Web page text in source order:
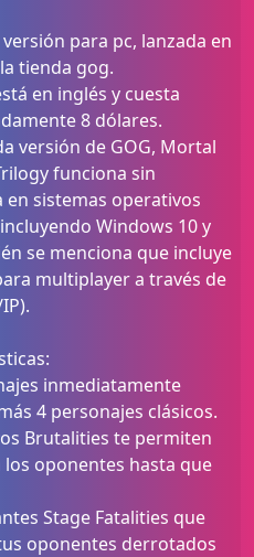
versión para pc, lanzada en
tienda gog.
en inglés y cuesta
8 dólares.
versión de GOG, Mortal
funciona sin
en sistemas operativos
Windows 10 y
se menciona que incluye
multiplayer a través de
inmediatamente
4 personajes clásicos.
Brutalities te permiten
los oponentes hasta que
Stage Fatalities que
oponentes derrotados